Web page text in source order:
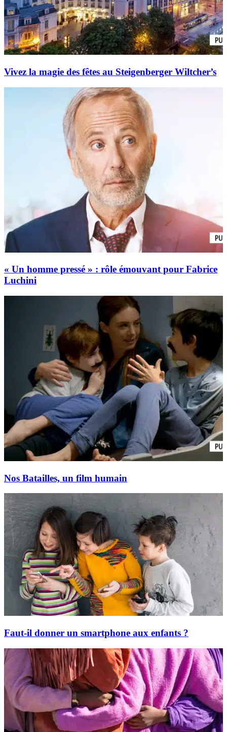
Vivez la magie des fêtes au Steigenberger Wiltcher’s
« Un homme pressé » : rôle émouvant pour Fabrice
Luchini
Nos Batailles, un film humain
Faut-il donner un smartphone aux enfants ?